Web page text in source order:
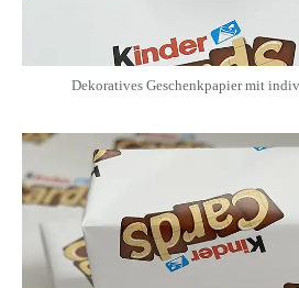
Dekoratives Geschenkpapier mit